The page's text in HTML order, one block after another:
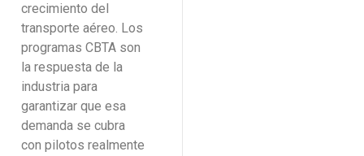
crecimiento del
transporte aéreo. Los
programas CBTA son
la respuesta de la
industria para
garantizar que esa
demanda se cubra
con pilotos realmente